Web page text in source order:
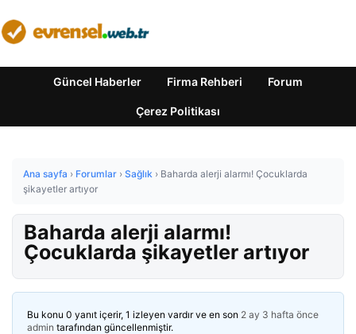
Güncel Haberler Firma Rehberi Forum
Çerez Politikası
Ana sayfa › Forumlar › Sağlık › Baharda alerji alarmı! Çocuklarda
şikayetler artıyor
Baharda alerji alarmı!
Çocuklarda şikayetler artıyor
Bu konu 0 yanıt içerir, 1 izleyen vardır ve en son 2 ay 3 hafta önce
admin tarafından güncellenmiştir.